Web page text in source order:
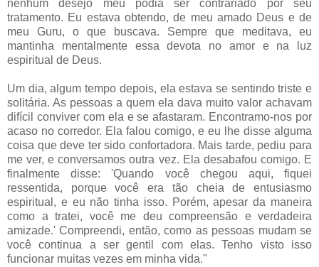
nenhum desejo meu podia ser contrariado por seu
tratamento. Eu estava obtendo, de meu amado Deus e de
meu Guru, o que buscava. Sempre que meditava, eu
mantinha mentalmente essa devota no amor e na luz
espiritual de Deus.
Um dia, algum tempo depois, ela estava se sentindo triste e
solitária. As pessoas a quem ela dava muito valor achavam
difícil conviver com ela e se afastaram. Encontramo-nos por
acaso no corredor. Ela falou comigo, e eu lhe disse alguma
coisa que deve ter sido confortadora. Mais tarde, pediu para
me ver, e conversamos outra vez. Ela desabafou comigo. E
finalmente disse: 'Quando você chegou aqui, fiquei
ressentida, porque você era tão cheia de entusiasmo
espiritual, e eu não tinha isso. Porém, apesar da maneira
como a tratei, você me deu compreensão e verdadeira
amizade.' Compreendi, então, como as pessoas mudam se
você continua a ser gentil com elas. Tenho visto isso
funcionar muitas vezes em minha vida."